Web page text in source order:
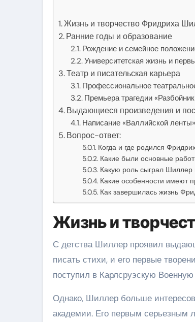
Жизнь и творчество Фридриха
Ранние годы и образование
Рождение и семейное
Университетская жизнь и
Театр и писательская карьера
Профессиональное
Премьера трагедии
Выдающиеся произведения и
Написание «Валлийской
Вопрос-ответ:
Когда и где родился
Какие были основные
Какую роль сыграл Шиллер
Какие особенности имеют
Как завершилась жизнь
Жизнь и
С детства Шиллер проявил
писать стихи, и его первые
поступил в Карлсруэскую
Однако, Шиллер больше
академии. Его первым серьезным